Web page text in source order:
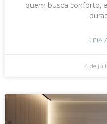
quem busca conforto,
LEIA
4 de